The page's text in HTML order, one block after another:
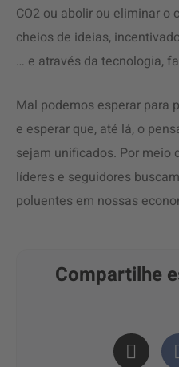
CO2 ou abolir ou eliminar o
cheios de ideias,
… e através da tecnologia,
Mal podemos esperar para
e esperar que, até lá, o
sejam unificados. Por meio
líderes e seguidores
poluentes em nossas
Compartilhe